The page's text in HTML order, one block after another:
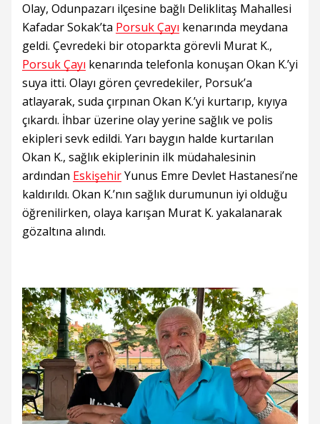
Olay, Odunpazarı ilçesine bağlı Deliklitaş Mahallesi
Kafadar Sokak’ta Porsuk Çayı kenarında meydana
geldi. Çevredeki bir otoparkta görevli Murat K.,
Porsuk Çayı kenarında telefonla konuşan Okan K.’yi
suya itti. Olayı gören çevredekiler, Porsuk’a
atlayarak, suda çırpınan Okan K.’yi kurtarıp, kıyıya
çıkardı. İhbar üzerine olay yerine sağlık ve polis
ekipleri sevk edildi. Yarı baygın halde kurtarılan
Okan K., sağlık ekiplerinin ilk müdahalesinin
ardından EskişehirYunus Emre Devlet Hastanesi’ne
kaldırıldı. Okan K.’nın sağlık durumunun iyi olduğu
öğrenilirken, olaya karışan Murat K. yakalanarak
gözaltına alındı.